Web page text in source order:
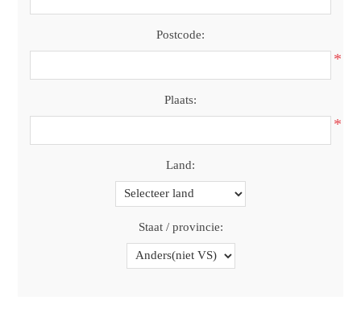
Postcode:
*
Plaats:
*
Land:
Staat / provincie: